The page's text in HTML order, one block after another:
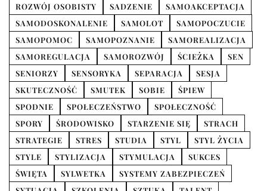
ROZWÓJ OSOBISTY
SADZENIE
SAMOAKCEPTACJA
SAMODOSKONALENIE
SAMOLOT
SAMOPOCZUCIE
SAMOPOMOC
SAMOPOZNANIE
SAMOREALIZACJA
SAMOREGULACJA
SAMOROZWÓJ ŚCIEŻKA
SEN
SENIORZY
SENSORYKA SEPARACJA
SESJA
SKUTECZNOŚĆ
SMUTEK SOBIE
ŚPIEW
SPODNIE
SPOŁECZEŃSTWO
SPOŁECZNOŚĆ
SPORY
ŚRODOWISKO STARZENIE SIĘ
STRACH
STRATEGIE
STRES STUDIA STYL
STYL ŻYCIA
STYLE
STYLIZACJA STYMULACJA
SUKCES
ŚWIĘTA
SYLWETKA
SYSTEMY ZABEZPIECZEŃ